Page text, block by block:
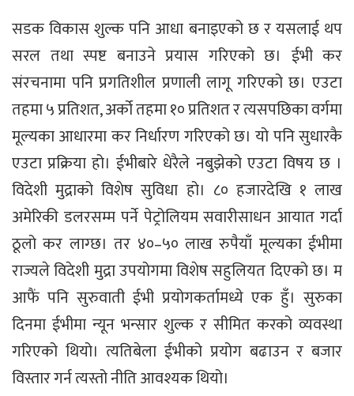
सडक विकास शुल्क पनि आधा बनाइएको छ र यसलाई थप
सरल तथा स्पष्ट बनाउने प्रयास गरिएको छ। ईभी कर
संरचनामा पनि प्रगतिशील प्रणाली लागू गरिएको छ। एउटा
तहमा ५ प्रतिशत, अर्को तहमा १० प्रतिशत र त्यसपछिका वर्गमा
मूल्यका आधारमा कर निर्धारण गरिएको छ। यो पनि सुधारकै
एउटा प्रक्रिया हो। ईभीबारे धेरैले नबुझेको एउटा विषय छ ।
विदेशी मुद्राको विशेष सुविधा हो। ८० हजारदेखि १ लाख
अमेरिकी डलरसम्म पर्ने पेट्रोलियम सवारीसाधन आयात गर्दा
ठूलो कर लाग्छ। तर ४०–५० लाख रुपैयाँ मूल्यका ईभीमा
राज्यले विदेशी मुद्रा उपयोगमा विशेष सहुलियत दिएको छ। म
आफैं पनि सुरुवाती ईभी प्रयोगकर्तामध्ये एक हुँ। सुरुका
दिनमा ईभीमा न्यून भन्सार शुल्क र सीमित करको व्यवस्था
गरिएको थियो। त्यतिबेला ईभीको प्रयोग बढाउन र बजार
विस्तार गर्न त्यस्तो नीति आवश्यक थियो।